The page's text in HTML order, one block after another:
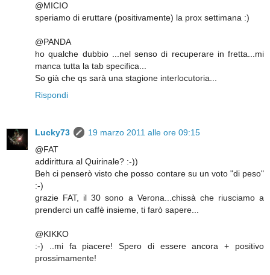
@MICIO
speriamo di eruttare (positivamente) la prox settimana :)
@PANDA
ho qualche dubbio ...nel senso di recuperare in fretta...mi
manca tutta la tab specifica...
So già che qs sarà una stagione interlocutoria...
Rispondi
Lucky73
19 marzo 2011 alle ore 09:15
@FAT
addirittura al Quirinale? :-))
Beh ci penserò visto che posso contare su un voto "di peso"
:-)
grazie FAT, il 30 sono a Verona...chissà che riusciamo a
prenderci un caffè insieme, ti farò sapere...
@KIKKO
:-) ..mi fa piacere! Spero di essere ancora + positivo
prossimamente!